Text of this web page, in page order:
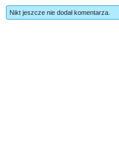
Nikt jeszcze nie dodał komentarza.